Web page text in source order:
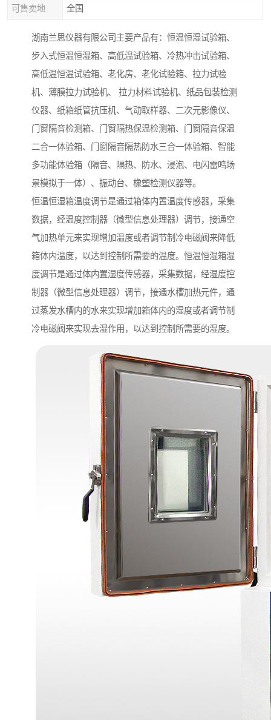
可售卖地 全国
湖南兰思仪器有限公司主要产品有：恒温恒湿试验箱、
步入式恒温恒湿箱、高低温试验箱、冷热冲击试验箱、
高低温恒温试验箱、老化房、老化试验箱、拉力试验
机、薄膜拉力试验机、 拉力材料试验机、纸品包装检测
仪器、纸箱纸管抗压机、气动取样器、二次元影像仪、
门窗隔音检测箱、门窗隔热保温检测箱、门窗隔音保温
二合一体验箱、门窗隔音隔热防水三合一体验箱、智能
多功能体验箱（隔音、隔热、防水、浸泡、电闪雷鸣场
景模拟于一体）、振动台、橡塑检测仪器等。
恒温恒湿箱温度调节是通过箱体内置温度传感器，采集
数据，经温度控制器（微型信息处理器）调节，接通空
气加热单元来实现增加温度或者调节制冷电磁阀来降低
箱体内温度，以达到控制所需要的温度。恒温恒湿箱湿
度调节是通过体内置湿度传感器，采集数据，经湿度控
制器（微型信息处理器）调节，接通水槽加热元件，通
过蒸发水槽内的水来实现增加箱体内的湿度或者调节制
冷电磁阀来实现去湿作用，以达到控制所需要的湿度。